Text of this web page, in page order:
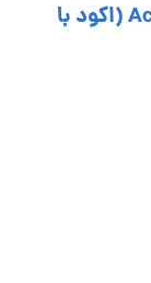
کولیس خط کشی 20 سانتی متر Accud (اکود با